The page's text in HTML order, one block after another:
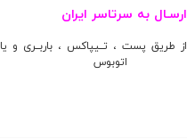
ارسـال به سرتاسر ایران
از طریق پست ، تــیپاکس ، باربــری و یا
اتوبوس